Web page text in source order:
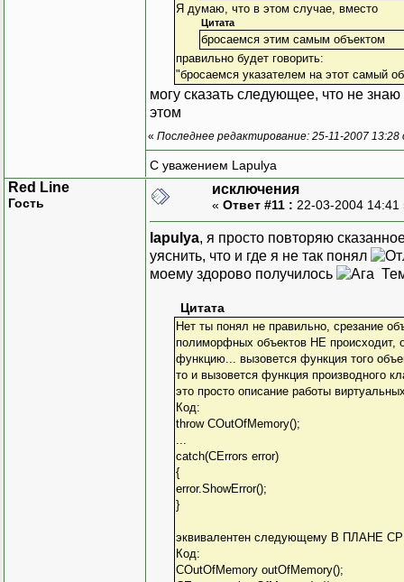
Я думаю, что в этом случае, вместо
Цитата
бросаемся этим самым объектом
правильно будет говорить:
"бросаемся указателем на этот самый
могу сказать следующее, что не
этом
« Последнее редактирование: 25-11-2007 13:28
С уважением Lapulya
Red Line
Гость
исключения
« Ответ #11 : 22-03-2004
lapulya, я просто повторяю
уяснить, что и где я не так понял
моему здорово получилось
Цитата
Нет ты понял не правильно, срезание
полиморфных объектов НЕ происходит,
функцию... вызовется функция того
то и вызовется функция производного
это просто описание работы
Код:
throw COutOfMemory();
catch(CErrors error)
{
error.ShowError();
}
эквивалентен следующему В ПЛАНЕ
Код:
COutOfMemory outOfMemory();